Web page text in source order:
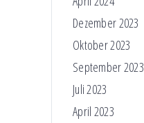
Dezember 2023
Oktober 2023
September 2023
Juli 2023
April 2023